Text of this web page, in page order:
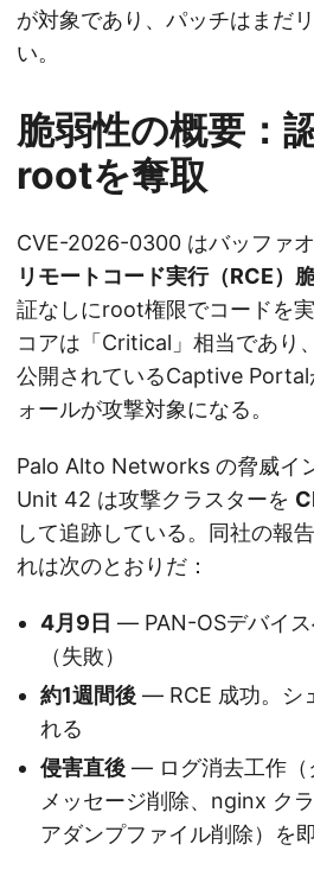
が対象であり、パッチはまだ
い。
脆弱性の概要：
rootを奪取
CVE-2026-0300 はバッファ
リモートコード実行（RCE）
証なしにroot権限でコードを
コアは「Critical」相当であり
公開されているCaptive Portal
ォールが攻撃対象になる。
Palo Alto Networks の脅威イ
Unit 42 は攻撃クラスターを
して追跡している。同社の報
れは次のとおりだ：
4月9日 — PAN-OSデバイ
（失敗）
約1週間後 — RCE 成功。シ
れる
侵害直後 — ログ消去工作（
メッセージ削除、nginx ク
アダンプファイル削除）を